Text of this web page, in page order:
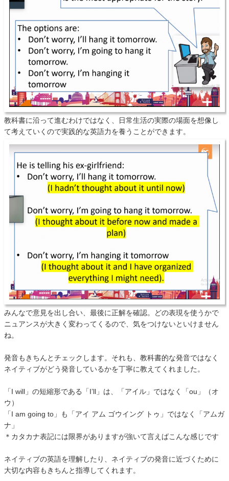
教科書に沿って進むわけではなく、日常生活の実際の場面を想像し
て考えていくので実践的な英語力を養うことができます。
みんなで意見を出し合い、最後に正解を確認。どの表現を使うかで
ニュアンスが大きく変わってくるので、気をつけないといけません
ね。
発音もきちんとチェックします。それも、教科書的な発音ではなく
ネイティブがどう発音しているかを丁寧に教えてくれました。
「I will」の短縮形である「I’ll」は、「アイル」ではなく「ou」（オ
ウ）
「I am going to」も「アイ アム ゴウイング トゥ」ではなく「アムガ
ナ」
＊カタカナ表記には限界がありますが強いて言えばこんな感じです
ネイティブの英語を理解したり、ネイティブの発音に近づくために
大切な内容もきちんと指導してくれます。